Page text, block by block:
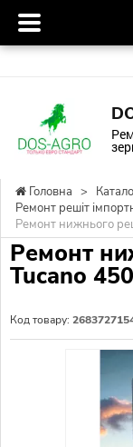
Головна >
Ремонт решіт
Ремонт нижнього
Ремонт
Tucano 450
Код товару: